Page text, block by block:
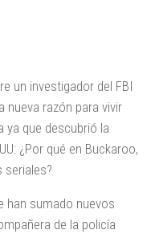
un investigador del FBI
nueva razón para vivir
ya que descubrió la
¿Por qué en Buckaroo,
seriales?
han sumado nuevos
de la policía